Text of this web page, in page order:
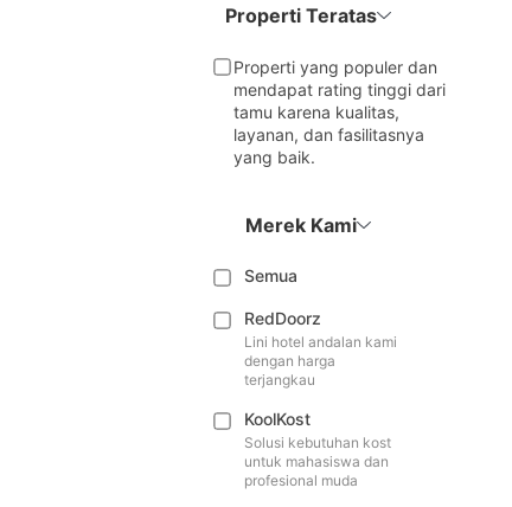
Properti Teratas
Properti yang populer dan
mendapat rating tinggi dari
tamu karena kualitas,
layanan, dan fasilitasnya
yang baik.
Merek Kami
Semua
RedDoorz
Lini hotel andalan kami
dengan harga
terjangkau
KoolKost
Solusi kebutuhan kost
untuk mahasiswa dan
profesional muda